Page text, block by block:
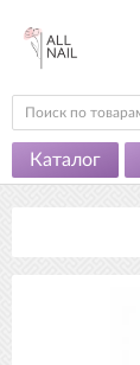
Каталог